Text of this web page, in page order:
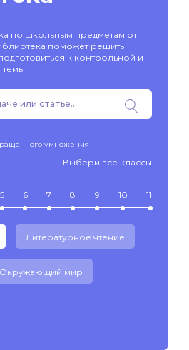
по школьным предметам от
поможет решить
к контрольной и
умножения
Выбери все классы
5 6 7 8 9 10 11
Литературное чтение
Окружающий мир